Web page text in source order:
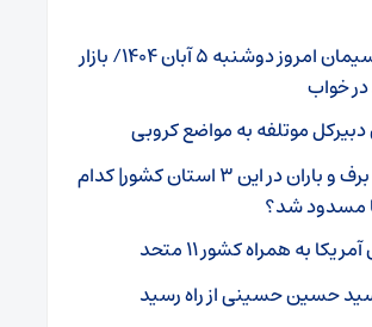
قیمت سیمان امروز دوشنبه ۵ آبان ۱۴۰۴/ بازار
خواب
موتلفه به مواضع کروبی
بارش و برف و باران در این ۳ استان کشور| کدام
مسدود شد؟
به همراه کشور ۱۱ متحد
حسین حسینی از راه رسید